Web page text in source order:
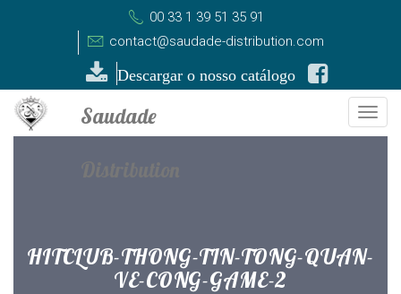
00 33 1 39 51 35 91
contact@saudade-distribution.com
Descargar o nosso catálogo
HITCLUB-THONG-TIN-TONG-QUAN-
VE-CONG-GAME-2